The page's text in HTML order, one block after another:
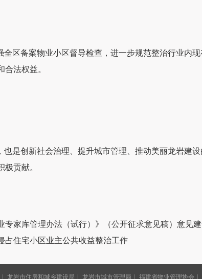
区备案物业小区督导检查，进一步规范整治行业内
法权益。
是创新社会治理、提升城市管理、推动美丽龙岩建
贡献。
专家库管理办法（试行）》（公开征求意见稿）意见
占住宅小区业主公共收益整治工作
龙岩市住房和城乡建设局 龙岩市城市管理局 福建省物业管理协会